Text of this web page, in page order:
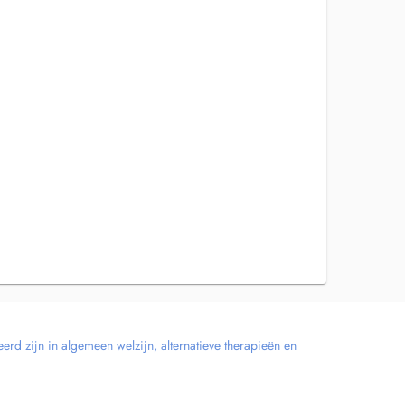
zijn in algemeen welzijn, alternatieve therapieën en